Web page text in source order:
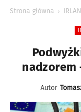
Strona główna
nadzorem
Autor